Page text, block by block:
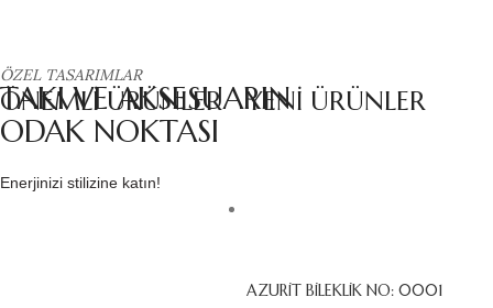
ÖZEL TASARIMLAR
TAKI VE AKSESUARIN
ODAK NOKTASI
Enerjinizi stilizine katın!
ÖNEMLİ ÜRÜNLER YENİ ÜRÜNLER
AZURİT BİLEKLİK NO: 0001